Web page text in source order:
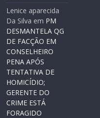
Lenice aparecida
Da Silva em PM
DESMANTELA QG
DE FACÇÃO EM
CONSELHEIRO
PENA APÓS
TENTATIVA DE
HOMICÍDIO;
GERENTE DO
CRIME ESTÁ
FORAGIDO